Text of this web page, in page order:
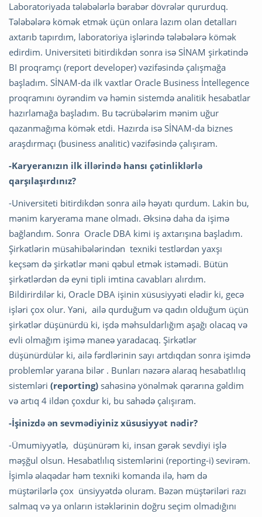
Laboratoriyada tələbələrlə bərabər dövrələr qururduq.
Tələbələrə kömək etmək üçün onlara lazım olan detalları
axtarıb tapırdım, laboratoriya işlərində tələbələrə kömək
edirdim. Universiteti bitirdikdən sonra isə SİNAM şirkətində
BI proqramçı (report developer) vəzifəsində çalışmağa
başladım. SİNAM-da ilk vaxtlar Oracle Business İntellegence
proqramını öyrəndim və həmin sistemdə analitik hesabatlar
hazırlamağa başladım. Bu təcrübələrim mənim uğur
qazanmağıma kömək etdi. Hazırda isə SİNAM-da biznes
araşdırmaçı (business analitic) vəzifəsində çalışıram.
-Karyeranızın ilk illərində hansı çətinliklərlə
qarşılaşırdınız?
-Universiteti bitirdikdən sonra ailə həyatı qurdum. Lakin bu,
mənim karyerama mane olmadı. Əksinə daha da işimə
bağlandım. Sonra Oracle DBA kimi iş axtarışına başladım.
Şirkətlərin müsahibələrindən texniki testlərdən yaxşı
keçsəm də şirkətlər məni qəbul etmək istəmədi. Bütün
şirkətlərdən də eyni tipli imtina cavabları alırdım.
Bildirirdilər ki, Oracle DBA işinin xüsusiyyəti elədir ki, gecə
işləri çox olur. Yəni, ailə qurduğum və qadın olduğum üçün
şirkətlər düşünürdü ki, işdə məhsuldarlığım aşağı olacaq və
evli olmağım işimə maneə yaradacaq. Şirkətlər
düşünürdülər ki, ailə fərdlərinin sayı artdıqdan sonra işimdə
problemlər yarana bilər . Bunları nəzərə alaraq hesabatlılıq
sistemləri (reporting) sahəsinə yönəlmək qərarına gəldim
və artıq 4 ildən çoxdur ki, bu sahədə çalışıram.
-İşinizdə ən sevmədiyiniz xüsusiyyət nədir?
-Ümumiyyətlə, düşünürəm ki, insan gərək sevdiyi işlə
məşğul olsun. Hesabatlılıq sistemlərini (reporting-i) sevirəm.
İşimlə əlaqədar həm texniki komanda ilə, həm də
müştərilərlə çox ünsiyyətdə oluram. Bəzən müştəriləri razı
salmaq və ya onların istəklərinin doğru seçim olmadığını